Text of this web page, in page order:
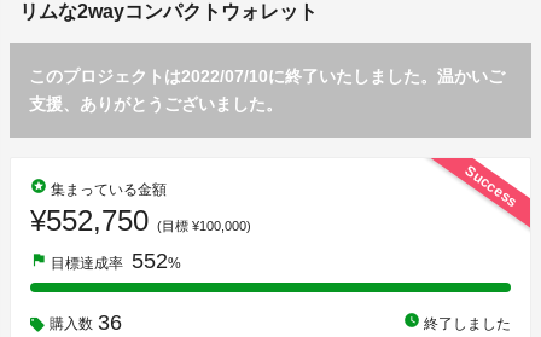
リムな2wayコンパクトウォレット
このプロジェクトは2022/07/10に終了いたしました。温かいご
支援、ありがとうございました。
Success
stars 集まっている金額
¥552,750 (目標 ¥100,000)
flag 目標達成率 552%
購入数 36 watch_later 終了しました